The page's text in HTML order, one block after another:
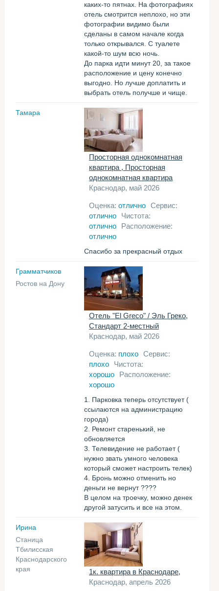
каких-то пятнах. На фотографиях
отель смотрится неплохо, но эти
фотографии видимо были
сделаны в самом начале когда
только открывался. С туалете
какой-то шум всю ночь.
До парка идти минут 20, за такое
расположение и цену конечно
выгодно. Но лучше доплатить и
выбрать отель получше и чище.
Тамара
Просторная однокомнатная
квартира , Просторная
однокомнатная квартира
Краснодар, май 2026
Оценка: отлично Сервис:
отлично
Чистота:
отлично
Расположение:
отлично
Спасибо за прекрасный отдых
Грамматчиков
Ростов на Дону
Отель "El Greco" / Эль Греко,
Стандарт 2-местный
Краснодар, май 2026
Оценка: плохо Сервис:
плохо
Чистота:
хорошо
Расположение:
хорошо
1. Парковка теперь отсутствует (
ссылаются на администрацию
города)
2. Ремонт старенький, не
обновляется
3. Телевидение не работает (
нужно звать умного человека
который сможет настроить телек)
4. Бронь можно отменить но
деньги не вернут ????
В целом на троечку, можно денек
другой затусить и все на этом.
Ирина
Станица
Тбилисская
Краснодарского
края
1к. квартира в Краснодаре,
Краснодар, апрель 2026